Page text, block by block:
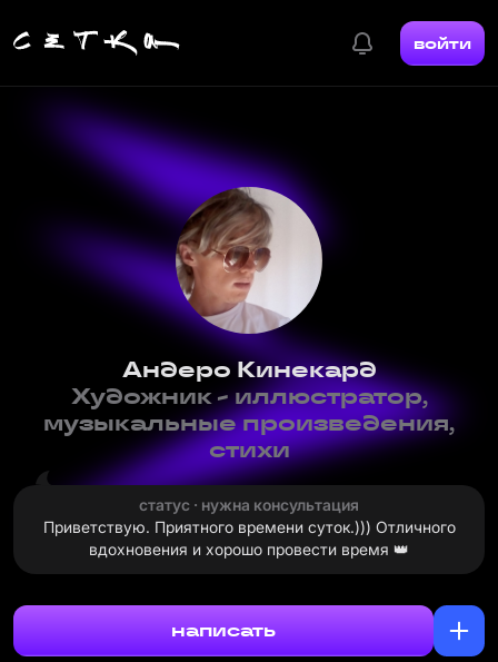
войти
Андеро Кинекард
Художник - иллюстратор,
музыкальные произведения,
стихи
статус · нужна консультация
Приветствую. Приятного времени суток.))) Отличного
вдохновения и хорошо провести время 👑
написать